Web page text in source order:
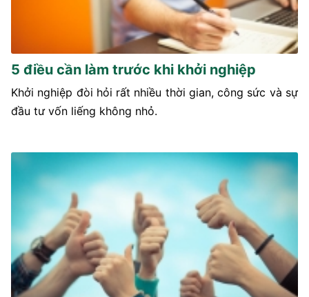
5 điều cần làm trước khi khởi nghiệp
Khởi nghiệp đòi hỏi rất nhiều thời gian, công sức và sự
đầu tư vốn liếng không nhỏ.